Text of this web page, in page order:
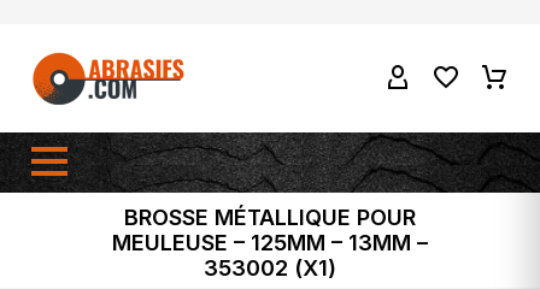
BROSSE MÉTALLIQUE POUR
MEULEUSE – 125MM – 13MM –
353002 (X1)